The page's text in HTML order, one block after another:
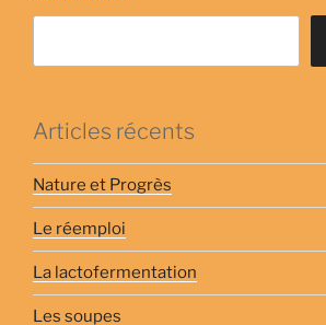
Articles récents
Nature et Progrès
Le réemploi
La lactofermentation
Les soupes